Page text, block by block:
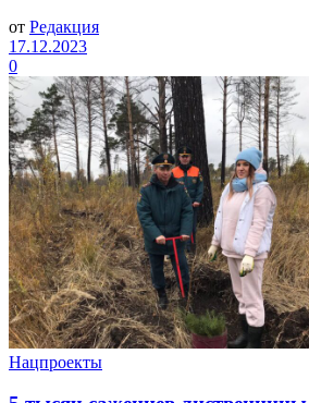
от Редакция
17.12.2023
0
Нацпроекты